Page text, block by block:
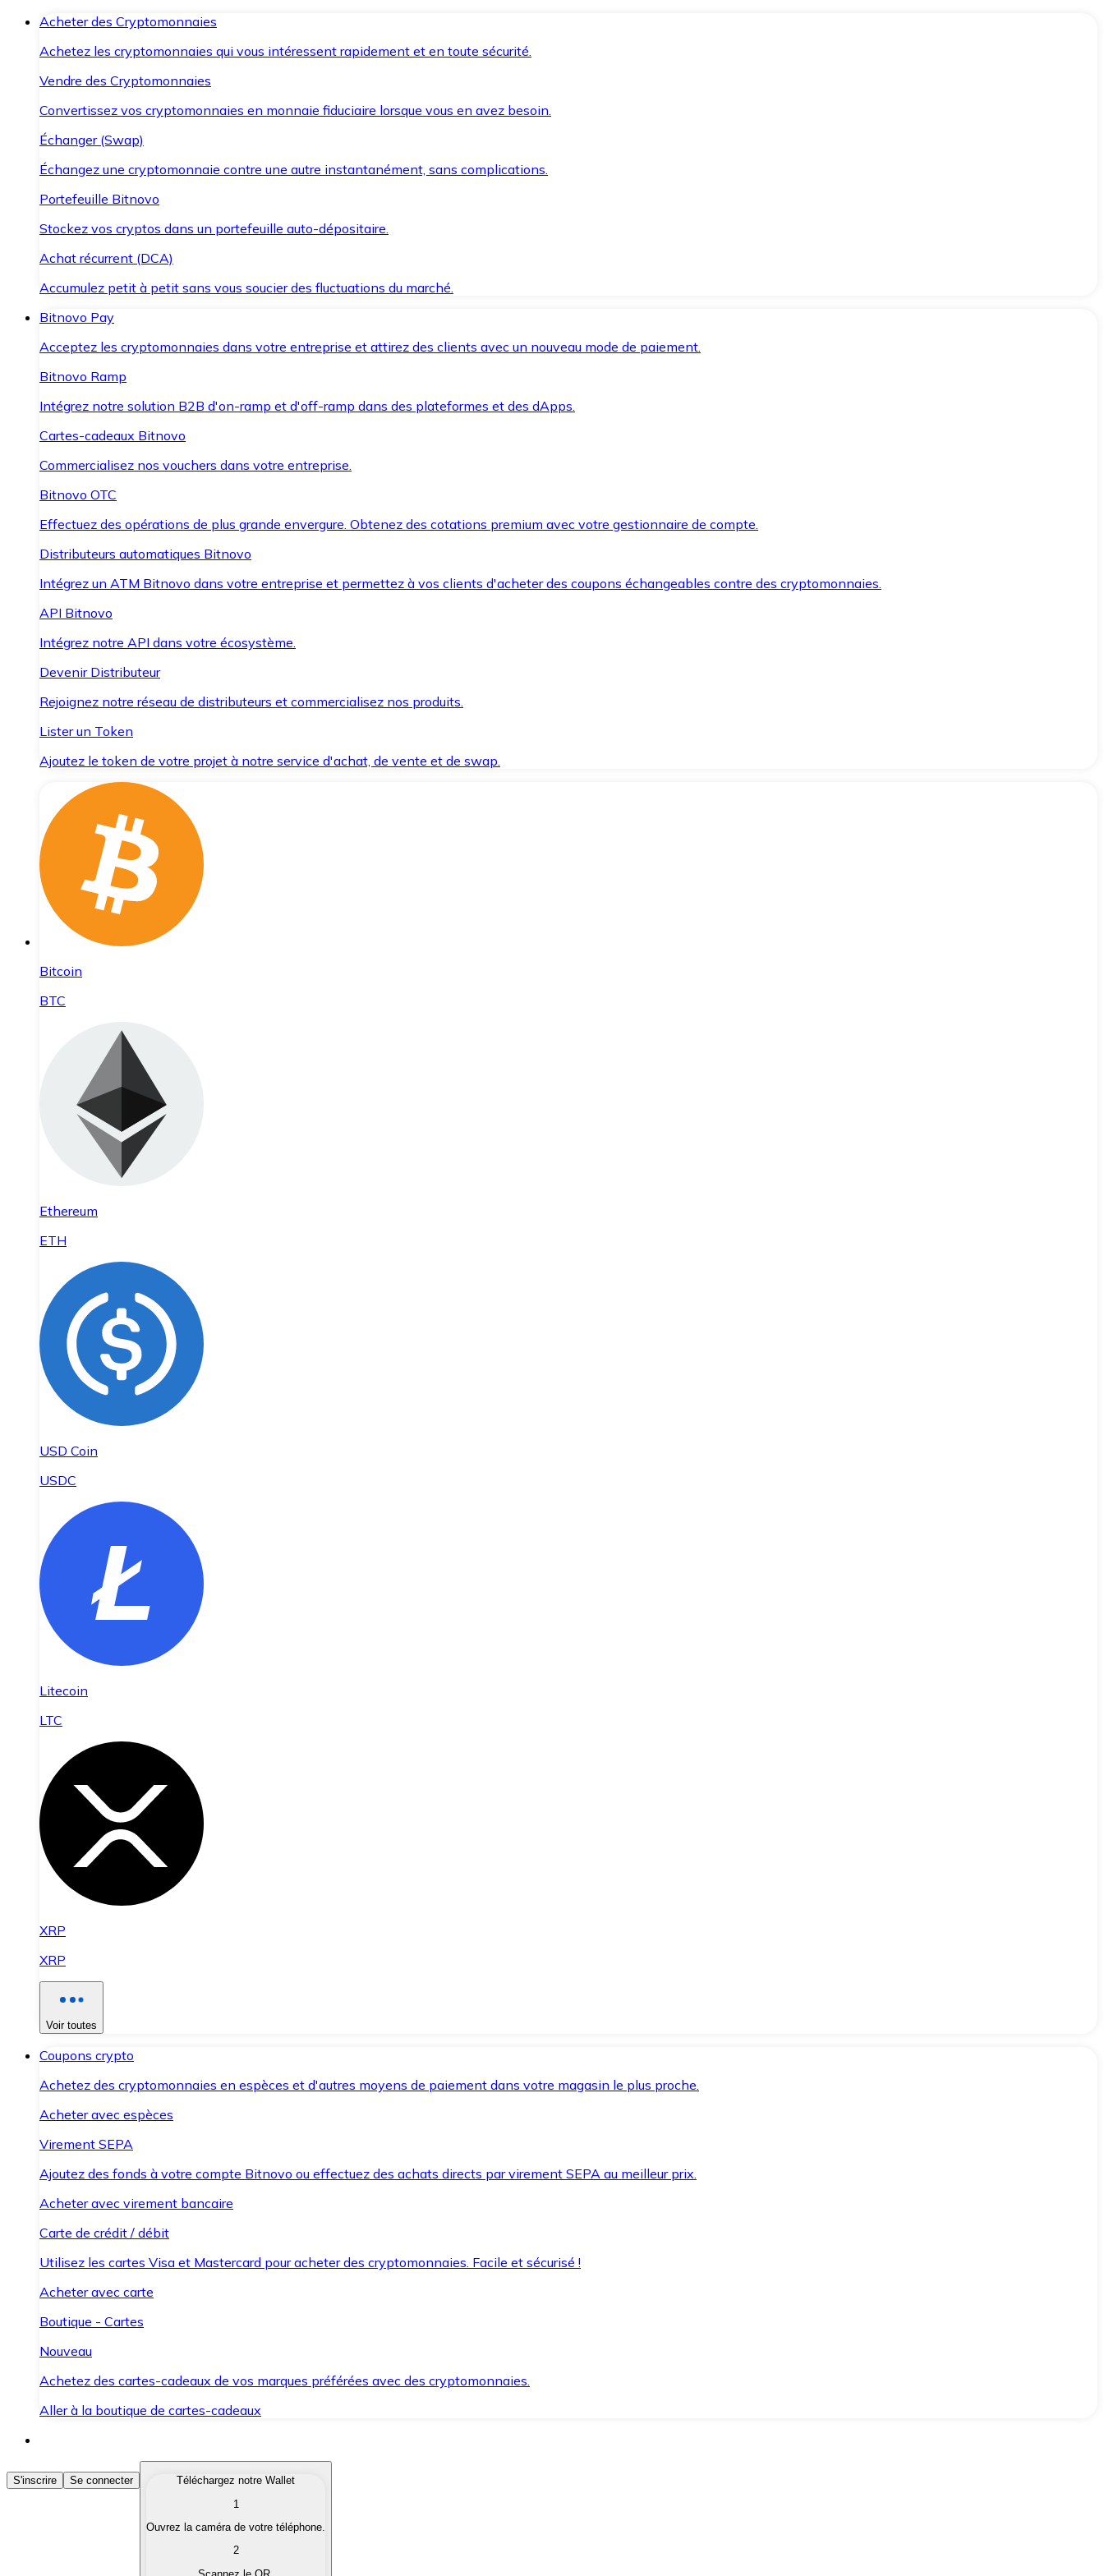
Acheter des Cryptomonnaies
Achetez les cryptomonnaies qui vous intéressent rapidement et en toute sécurité.
Vendre des Cryptomonnaies
Convertissez vos cryptomonnaies en monnaie fiduciaire lorsque vous en avez besoin.
Échanger (Swap)
Échangez une cryptomonnaie contre une autre instantanément, sans complications.
Portefeuille Bitnovo
Stockez vos cryptos dans un portefeuille auto-dépositaire.
Achat récurrent (DCA)
Accumulez petit à petit sans vous soucier des fluctuations du marché.
Bitnovo Pay
Acceptez les cryptomonnaies dans votre entreprise et attirez des clients avec un nouveau mode de paiement.
Bitnovo Ramp
Intégrez notre solution B2B d'on-ramp et d'off-ramp dans des plateformes et des dApps.
Cartes-cadeaux Bitnovo
Commercialisez nos vouchers dans votre entreprise.
Bitnovo OTC
Effectuez des opérations de plus grande envergure. Obtenez des cotations premium avec votre gestionnaire de compte.
Distributeurs automatiques Bitnovo
Intégrez un ATM Bitnovo dans votre entreprise et permettez à vos clients d'acheter des coupons échangeables contre des cryptomonnaies.
API Bitnovo
Intégrez notre API dans votre écosystème.
Devenir Distributeur
Rejoignez notre réseau de distributeurs et commercialisez nos produits.
Lister un Token
Ajoutez le token de votre projet à notre service d'achat, de vente et de swap.
Bitcoin
BTC
Ethereum
ETH
USD Coin
USDC
Litecoin
LTC
XRP
XRP
Voir toutes
Coupons crypto
Achetez des cryptomonnaies en espèces et d'autres moyens de paiement dans votre magasin le plus proche.
Acheter avec espèces
Virement SEPA
Ajoutez des fonds à votre compte Bitnovo ou effectuez des achats directs par virement SEPA au meilleur prix.
Acheter avec virement bancaire
Carte de crédit / débit
Utilisez les cartes Visa et Mastercard pour acheter des cryptomonnaies. Facile et sécurisé !
Acheter avec carte
Boutique - Cartes
Nouveau
Achetez des cartes-cadeaux de vos marques préférées avec des cryptomonnaies.
Aller à la boutique de cartes-cadeaux
Acheter des Cryptomonnaies
Achetez les cryptomonnaies qui vous intéressent rapidement et en toute sécurité.
Convertissez vos cryptomonnaies en monnaie fiduciaire lorsque vous en avez besoin.
S'inscrire Se connecter
Téléchargez notre Wallet
1
Ouvrez la caméra de votre téléphone.
2